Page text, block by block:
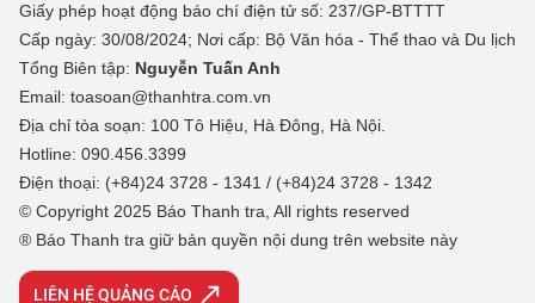
Giấy phép hoạt động báo chí điện tử số: 237/GP-BTTTT
Cấp ngày: 30/08/2024; Nơi cấp: Bộ Văn hóa - Thể thao và Du lịch
Tổng Biên tập: Nguyễn Tuấn Anh
Email: toasoan@thanhtra.com.vn
Địa chỉ tòa soạn: 100 Tô Hiệu, Hà Đông, Hà Nội.
Hotline: 090.456.3399
Điện thoại: (+84)24 3728 - 1341 / (+84)24 3728 - 1342
© Copyright 2025 Báo Thanh tra, All rights reserved
® Báo Thanh tra giữ bản quyền nội dung trên website này
LIÊN HỆ QUẢNG CÁO